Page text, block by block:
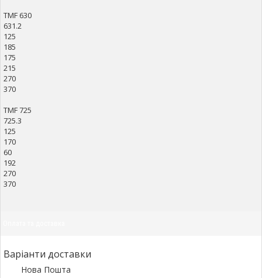
TMF 630
631.2
125
185
175
215
270
370
TMF 725
725.3
125
170
60
192
270
370
Варіанти доставки
Нова Пошта